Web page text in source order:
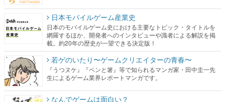
日本モバイルゲーム産業史
日本のモバイルゲーム史における主要なトピック・タイトルを
網羅するほか、開発者へのインタビューや識者による解説を掲
載。約20年の歴史が一望できる決定版！
若ゲのいたり〜ゲームクリエイターの青春〜
『うつヌケ』『ペンと箸』等で知られるマンガ家・田中圭一先
生によるゲーム業界レポートマンガです。
なんでゲームは面白い？